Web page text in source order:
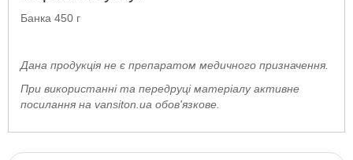
Банка 450 г
Дана продукція не є препаратом медичного призначення.
При використанні та передруці матеріалу активне
посилання на vansiton.ua обов'язкове.